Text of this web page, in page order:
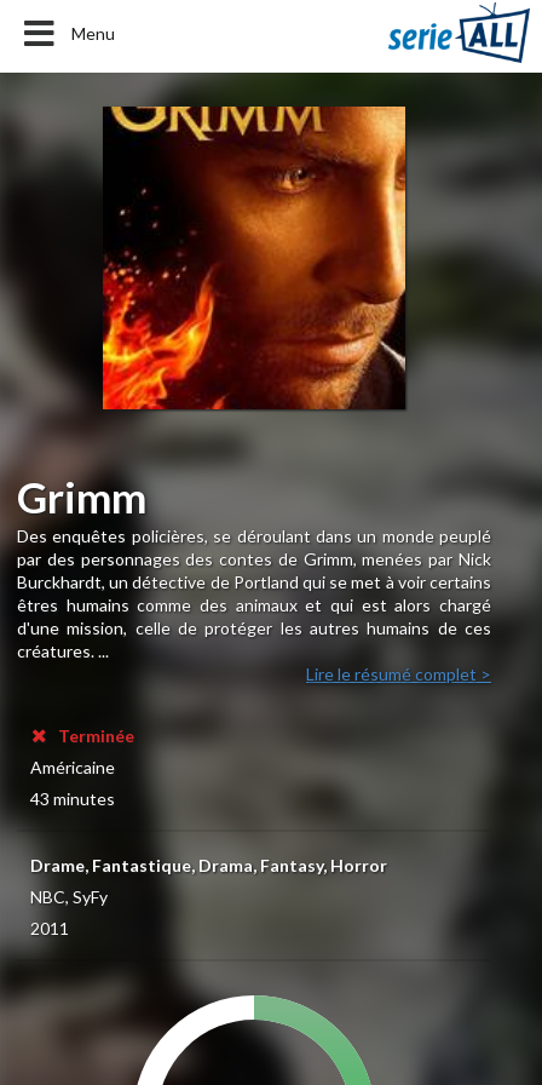
Menu
Grimm
Des enquêtes policières, se déroulant dans un monde peuplé
par des personnages des contes de Grimm, menées par Nick
Burckhardt, un détective de Portland qui se met à voir certains
êtres humains comme des animaux et qui est alors chargé
d'une mission, celle de protéger les autres humains de ces
créatures. ...
Lire le résumé complet >
Terminée
Américaine
43 minutes
Drame, Fantastique, Drama, Fantasy, Horror
NBC, SyFy
2011